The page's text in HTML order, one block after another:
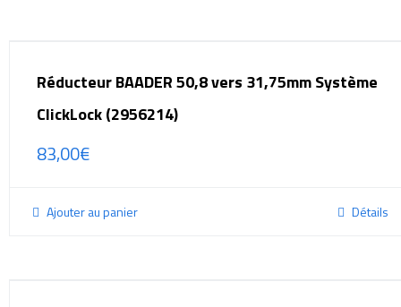
Réducteur BAADER 50,8 vers 31,75mm Système
ClickLock (2956214)
83,00€
Ajouter au panier Détails